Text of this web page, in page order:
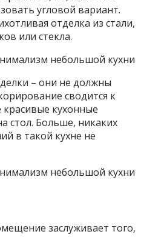
угловой вариант.
отделка из стали,
или стекла.
– они не должны
сводится к
кухонные
стол. Больше, никаких
в такой кухне не
заслуживает того,